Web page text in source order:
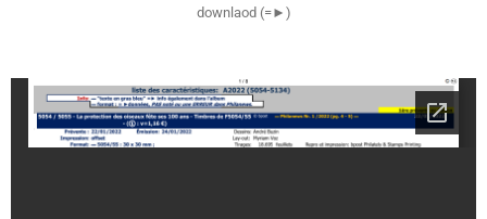
downlaod (=►)